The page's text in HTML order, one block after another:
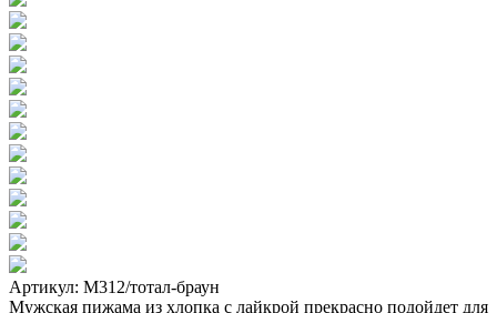
Артикул: М312/тотал-браун
Мужская пижама из хлопка с лайкрой прекрасно подойдет для